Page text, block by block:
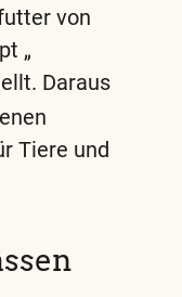
von
„
Daraus
Tiere und